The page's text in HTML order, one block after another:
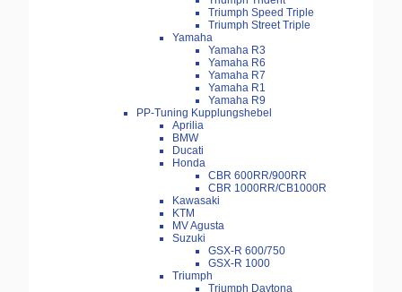
Triumph Speed Triple
Triumph Street Triple
Yamaha
Yamaha R3
Yamaha R6
Yamaha R7
Yamaha R1
Yamaha R9
PP-Tuning Kupplungshebel
Aprilia
BMW
Ducati
Honda
CBR 600RR/900RR
CBR 1000RR/CB1000R
Kawasaki
KTM
MV Agusta
Suzuki
GSX-R 600/750
GSX-R 1000
Triumph
Triumph Daytona